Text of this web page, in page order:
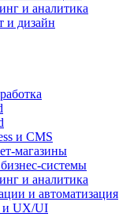
и аналитика
и дизайн
и CMS
магазины
системы
и аналитика
и автоматизация
и UX/UI